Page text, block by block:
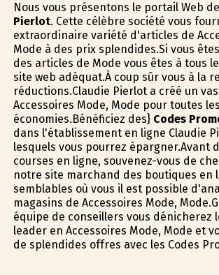
Nous vous présentons le portail Web de
Pierlot. Cette célèbre société vous
extraordinaire variété d'articles de
Mode à des prix splendides.Si vous
des articles de Mode vous êtes à tous
site web adéquat.À coup sûr vous à la
réductions.Claudie Pierlot a créé un
Accessoires Mode, Mode pour toutes les
économies.Bénéficiez des} Codes
dans l'établissement en ligne Claudie
lesquels vous pourrez épargner.Avant
courses en ligne, souvenez-vous de
notre site marchand des boutiques en
semblables où vous il est possible
magasins de Accessoires Mode,
équipe de conseillers vous dénicherez
leader en Accessoires Mode, Mode et
de splendides offres avec les Codes